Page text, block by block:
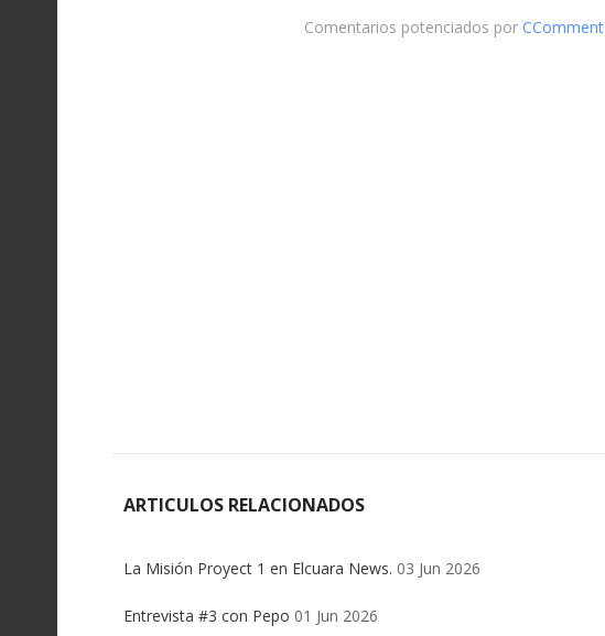
Comentarios potenciados por CComment
ARTICULOS RELACIONADOS
La Misión Proyect 1 en Elcuara News. 03 Jun 2026
Entrevista #3 con Pepo 01 Jun 2026